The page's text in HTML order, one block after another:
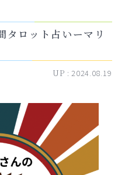
タロット占いーマリ
UP :2024.08.19